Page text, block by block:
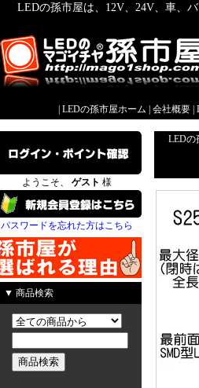
LEDの孫市屋は、12V、24V、車、
LEDの孫市屋ホーム 会社概要
ようこそ、 ゲスト 様
パスワードを忘れた方はこちら
▼ 商品検索
LEDの